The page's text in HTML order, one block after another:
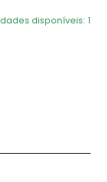
disponíveis: 1